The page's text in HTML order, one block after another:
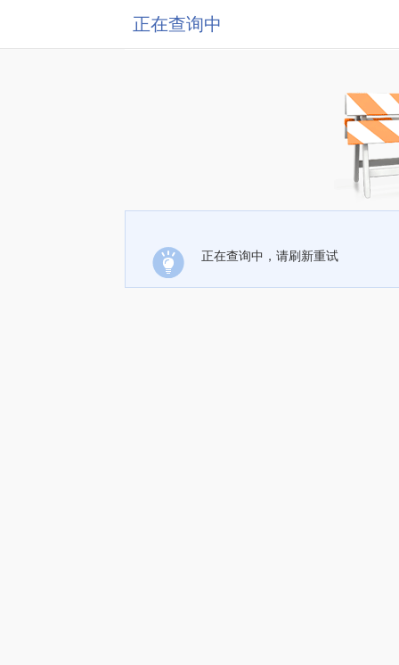
正在查询中
正在查询中，请刷新重试